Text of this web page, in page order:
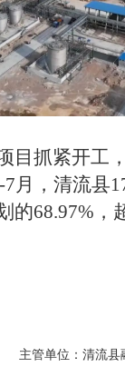
目抓紧开工
月，清流县
的68.97%，
主管单位：清流县